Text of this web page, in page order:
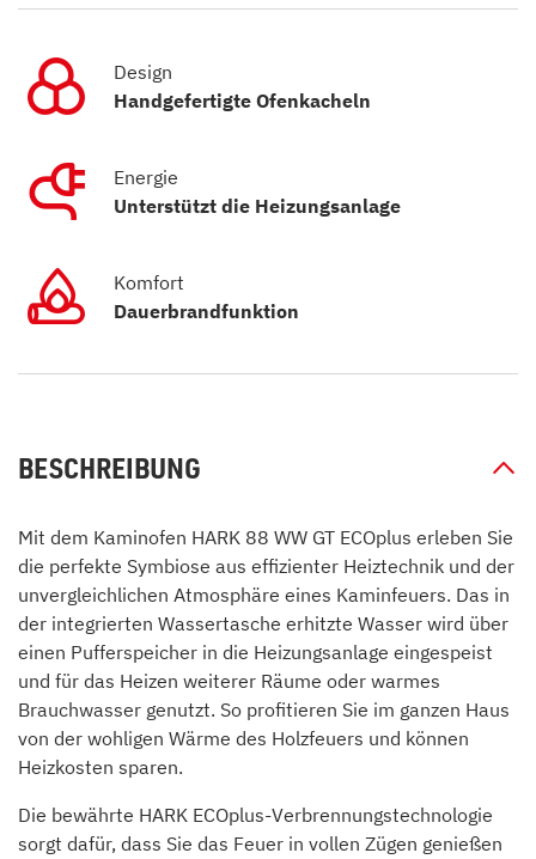
Design
Handgefertigte Ofenkacheln
Energie
Unterstützt die Heizungsanlage
Komfort
Dauerbrandfunktion
BESCHREIBUNG
Mit dem Kaminofen HARK 88 WW GT ECOplus erleben Sie
die perfekte Symbiose aus effizienter Heiztechnik und der
unvergleichlichen Atmosphäre eines Kaminfeuers. Das in
der integrierten Wassertasche erhitzte Wasser wird über
einen Pufferspeicher in die Heizungsanlage eingespeist
und für das Heizen weiterer Räume oder warmes
Brauchwasser genutzt. So profitieren Sie im ganzen Haus
von der wohligen Wärme des Holzfeuers und können
Heizkosten sparen.
Die bewährte HARK ECOplus-Verbrennungstechnologie
sorgt dafür, dass Sie das Feuer in vollen Zügen genießen